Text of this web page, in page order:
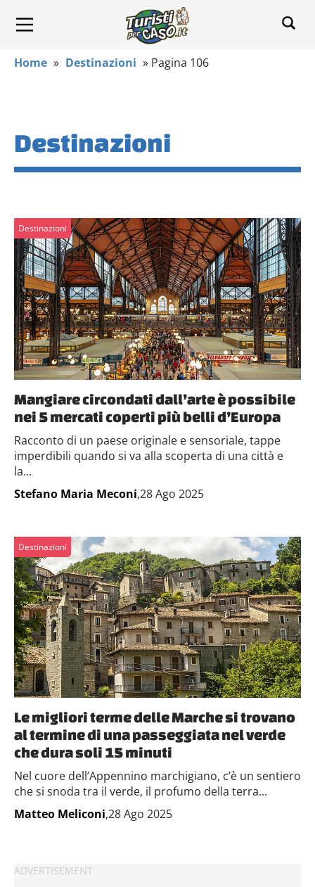
Home » Destinazioni » Pagina 106
Destinazioni
Destinazioni
Mangiare circondati dall’arte è possibile
nei 5 mercati coperti più belli d’Europa
Racconto di un paese originale e sensoriale, tappe
imperdibili quando si va alla scoperta di una città e
la...
Stefano Maria Meconi,28 Ago 2025
Destinazioni
Le migliori terme delle Marche si trovano
al termine di una passeggiata nel verde
che dura soli 15 minuti
Nel cuore dell’Appennino marchigiano, c’è un sentiero
che si snoda tra il verde, il profumo della terra...
Matteo Meliconi,28 Ago 2025